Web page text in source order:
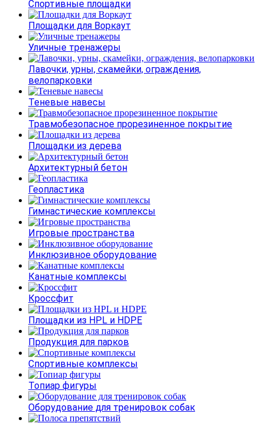
Спортивные площадки
Площадки для Воркаут
Уличные тренажеры
Лавочки, урны, скамейки, ограждения,
велопарковки
Теневые навесы
Травмобезопасное прорезиненное покрытие
Площадки из дерева
Архитектурный бетон
Геопластика
Гимнастические комплексы
Игровые пространства
Инклюзивное оборудование
Канатные комплексы
Кроссфит
Площадки из HPL и HDPE
Продукция для парков
Спортивные комплексы
Топиар фигуры
Оборудование для тренировок собак